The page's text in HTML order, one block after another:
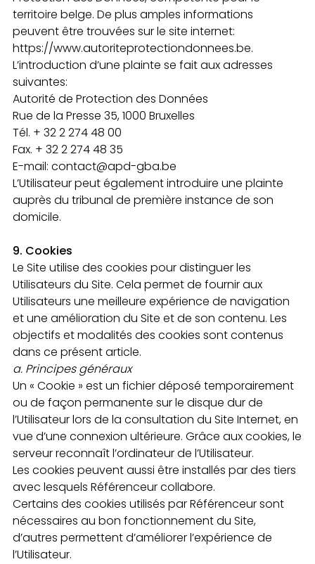
territoire belge. De plus amples informations
peuvent être trouvées sur le site internet:
https://www.autoriteprotectiondonnees.be.
L’introduction d’une plainte se fait aux adresses
suivantes:
Autorité de Protection des Données
Rue de la Presse 35, 1000 Bruxelles
Tél. + 32 2 274 48 00
Fax. + 32 2 274 48 35
E-mail: contact@apd-gba.be
L’Utilisateur peut également introduire une plainte
auprès du tribunal de première instance de son
domicile.
9. Cookies
Le Site utilise des cookies pour distinguer les
Utilisateurs du Site. Cela permet de fournir aux
Utilisateurs une meilleure expérience de navigation
et une amélioration du Site et de son contenu. Les
objectifs et modalités des cookies sont contenus
dans ce présent article.
a. Principes généraux
Un « Cookie » est un fichier déposé temporairement
ou de façon permanente sur le disque dur de
l’Utilisateur lors de la consultation du Site Internet, en
vue d’une connexion ultérieure. Grâce aux cookies, le
serveur reconnaît l’ordinateur de l’Utilisateur.
Les cookies peuvent aussi être installés par des tiers
avec lesquels Référenceur collabore.
Certains des cookies utilisés par Référenceur sont
nécessaires au bon fonctionnement du Site,
d’autres permettent d’améliorer l’expérience de
l’Utilisateur.